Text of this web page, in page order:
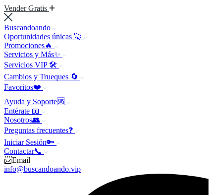
Vender Gratis
Buscandoando
Oportunidades únicas 🚀
Promociones🔥
Servicios y Más✨
Servicios VIP 🛠️
Cambios y Trueques 🔄
Favoritos❤️
Ayuda y Soporte🆘
Entérate 📖
Nosotros👥
Preguntas frecuentes❓
Iniciar Sesión🔑
Contactar📞
📨Email
info@buscandoando.vip